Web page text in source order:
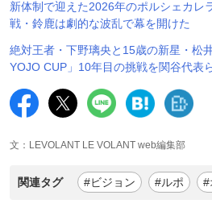
新体制で迎えた2026年のポルシェカレ
戦・鈴鹿は劇的な波乱で幕を開けた
絶対王者・下野璃央と15歳の新星・松
YOJO CUP」10年目の挑戦を関谷代表
文：LEVOLANT LE VOLANT web編集部
関連タグ #ビジョン #ルポ #